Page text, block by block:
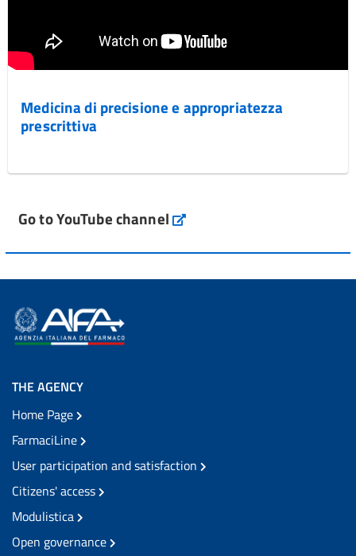
Medicina di precisione e appropriatezza
prescrittiva
Go to YouTube channel
THE AGENCY
Home Page
FarmaciLine
User participation and satisfaction
Citizens' access
Modulistica
Open governance